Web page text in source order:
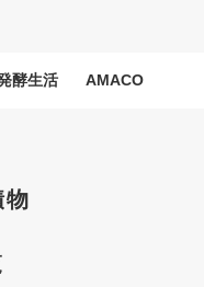
酵生活 AMACO
物